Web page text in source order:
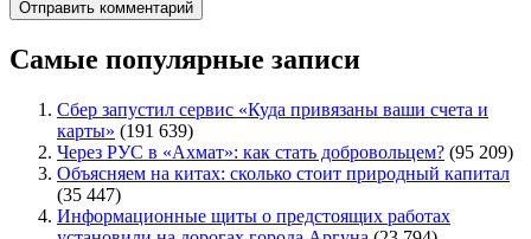
Самые популярные записи
Сбер запустил сервис «Куда привязаны ваши счета и
карты» (191 639)
Через РУС в «Ахмат»: как стать добровольцем? (95 209)
Объясняем на китах: сколько стоит природный капитал
(35 447)
Информационные щиты о предстоящих работах